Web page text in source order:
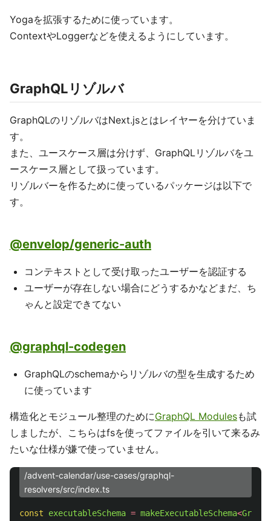
Yogaを拡張するために使っています。
ContextやLoggerなどを使えるようにしています。
GraphQLリゾルバ
GraphQLのリゾルバはNext.jsとはレイヤーを分けていま
す。
また、ユースケース層は分けず、GraphQLリゾルバをユ
ースケース層として扱っています。
リゾルバーを作るために使っているパッケージは以下で
す。
@envelop/generic-auth
コンテキストとして受け取ったユーザーを認証する
ユーザーが存在しない場合にどうするかなどまだ、ち
ゃんと設定できてない
@graphql-codegen
GraphQLのschemaからリゾルバの型を生成するため
に使っています
構造化とモジュール整理のためにGraphQL Modulesも試
しましたが、こちらはfsを使ってファイルを引いて来るみ
たいな仕様が嫌で使っていません。
/advent-calendar/use-cases/graphql-
resolvers/src/index.ts
const executableSchema = makeExecutableSchema<